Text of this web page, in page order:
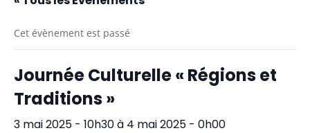
Cet évènement est passé
Journée Culturelle « Régions et
Traditions »
3 mai 2025 - 10h30à 4 mai 2025 - 0h00